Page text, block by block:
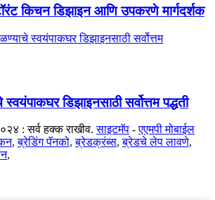
किचन डिझाइन आणि उपकरणे मार्गदर्शक
डिझाइनसाठी सर्वोत्तम पद्धती
: सर्व हक्क राखीव. साइटमॅप -एएमपी मोबाईल
,ब्रेडिंग पॅनको,ब्रेडक्रंब्स,ब्रेडचे लेप लावणे,
,